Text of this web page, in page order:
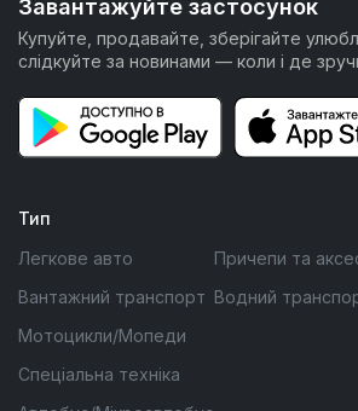
Завантажуйте застосунок
Купуйте, продавайте, зберігайте
слідкуйте за новинами — коли і де
Тип
Легкове авто
Вантажний транспорт
Мотоцикли/Мопеди
Спеціальна техніка
Причепи та
Водний